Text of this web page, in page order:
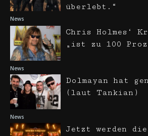
News
überlebt.“
News
Chris Holmes‘
„ist zu 100
News
Dolmayan hat
(laut Tankian)
Jetzt werden